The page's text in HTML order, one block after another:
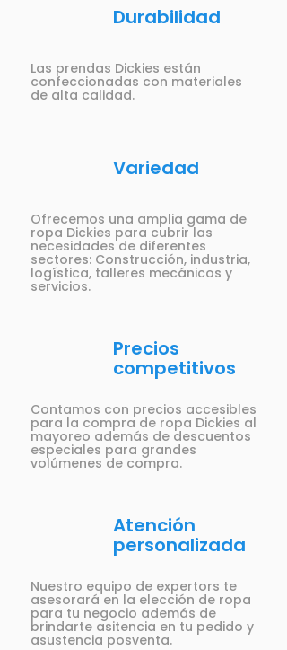
Durabilidad
Las prendas Dickies están
confeccionadas con materiales
de alta calidad.
Variedad
Ofrecemos una amplia gama de
ropa Dickies para cubrir las
necesidades de diferentes
sectores: Construcción, industria,
logística, talleres mecánicos y
servicios.
Precios
competitivos
Contamos con precios accesibles
para la compra de ropa Dickies al
mayoreo además de descuentos
especiales para grandes
volúmenes de compra.
Atención
personalizada
Nuestro equipo de expertors te
asesorará en la elección de ropa
para tu negocio además de
brindarte asitencia en tu pedido y
asustencia posventa.